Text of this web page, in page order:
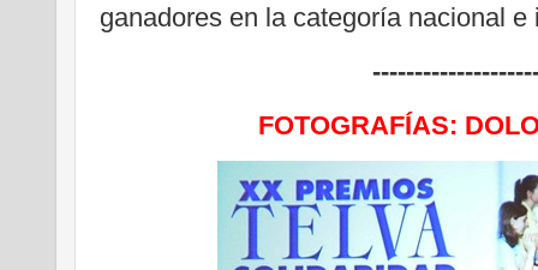
ganadores en la categoría nacional e
FOTOGRAFÍAS: